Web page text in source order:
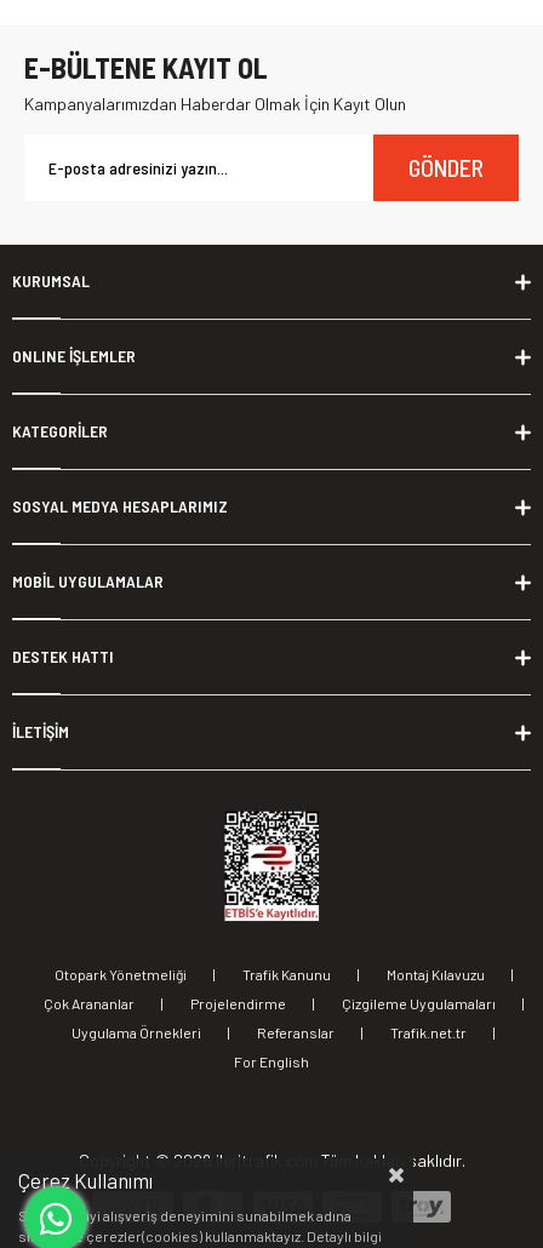
E-BÜLTENE KAYIT OL
Kampanyalarımızdan Haberdar Olmak İçin Kayıt Olun
GÖNDER
KURUMSAL
ONLINE İŞLEMLER
KATEGORİLER
SOSYAL MEDYA HESAPLARIMIZ
MOBİL UYGULAMALAR
DESTEK HATTI
İLETİŞİM
Otopark Yönetmeliği | Trafik Kanunu | Montaj Kılavuzu
|
Çok Arananlar
| Projelendirme | Çizgileme Uygulamaları
|
Uygulama Örnekleri
| Referanslar | Trafik.net.tr
|
For English
Copyright © 2026 ileritrafik.com Tüm hakları saklıdır.
Çerez Kullanımı
Sizlere en iyi alışveriş deneyimini sunabilmek adına
sitemizde çerezler(cookies) kullanmaktayız. Detaylı bilgi